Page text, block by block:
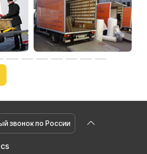
звонок по России